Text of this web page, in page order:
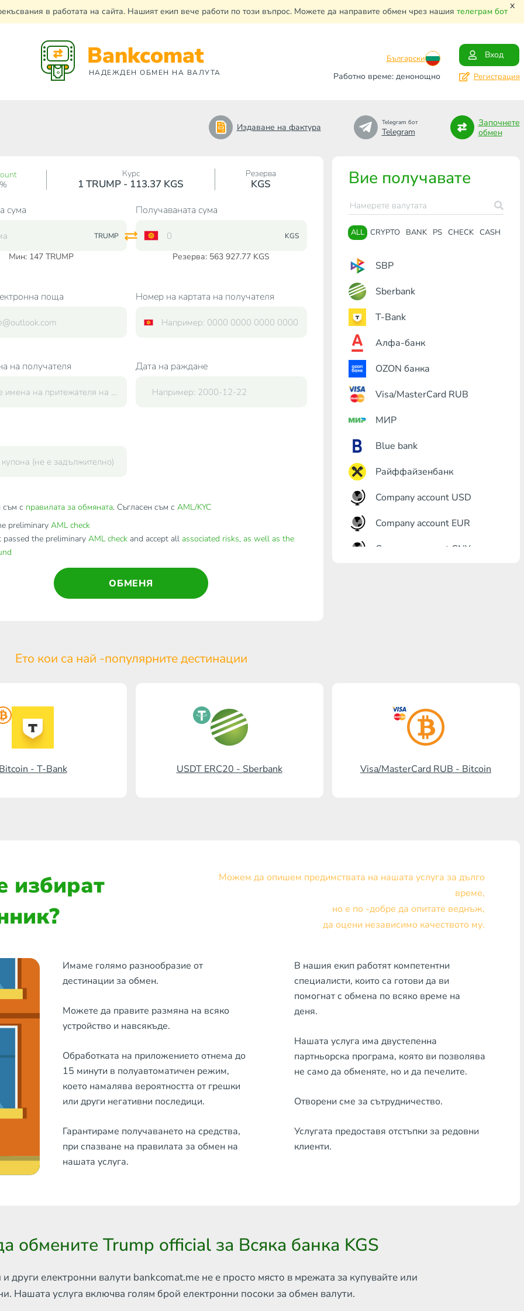
в работата на сайта. Нашият екип вече работи по този въпрос. Можете да направите обмен чрез нашия телеграм бот x
Bankcomat
НАДЕЖДЕН ОБМЕН НА ВАЛУТА
Български
Вход
Работно време: денонощно
Регистрация
Издаване на фактура Telegram бот
Telegram
Започнете
обмен
Вие получавате
ALL CRYPTO BANK PS CHECK CASH
SBP
Sberbank
T-Bank
Алфа-банк
OZON банка
Visa/MasterCard RUB
МИР
Blue bank
Райффайзенбанк
Company account USD
Company account EUR
Company account CNY
Россельхозбанк
Visa/MasterCard KGS
Банка Хоум Кредит
Всяка банка MDL
Всяка банка KGS
Всяка банка UZS
Всяка банка PLN
Всяка банка THB
Bitcoin Cash
Курс
1 TRUMP - 113.37 KGS
Резерва
KGS
сума
TRUMP
Мин: 147TRUMP
Получаваната сума
KGS
Резерва: 563 927.77 KGS
поща Номер на картата на получателя
на получателя Дата на раждане
с правилата за обмяната. Съгласен съм с AML/KYC
preliminary AML check
the preliminary AML checkand accept all associated risks, as well as the
ОБМЕНЯ
Ето кои са най -популярнитедестинации
Bitcoin - T-Bank USDT ERC20 - Sberbank Visa/MasterCard RUB - Bitcoin
избират
Можем да опишем предимствата на нашата услуга за дълго
време,
но е по -добре да опитате веднъж,
да оцени независимо качеството му.
Имаме голямо разнообразие от
дестинации за обмен.
Можете да правите размяна на всяко
устройство и навсякъде.
Обработката на приложението отнема до
15 минути в полуавтоматичен режим,
което намалява вероятността от грешки
или други негативни последици.
Гарантираме получаването на средства,
при спазване на правилата за обмен на
нашата услуга.
В нашия екип работят компетентни
специалисти, които са готови да ви
помогнат с обмена по всяко време на
деня.
Нашата услуга има двустепенна
партньорска програма, която ви позволява
не само да обменяте, но и да печелите.
Отворени сме за сътрудничество.
Услугата предоставя отстъпки за редовни
клиенти.
обмените Trump official за Всяка банка KGS
други електронни валути bankcomat.me не е просто място в мрежата за купувайте или
Нашата услуга включва голям брой електронни посоки за обмен валути.